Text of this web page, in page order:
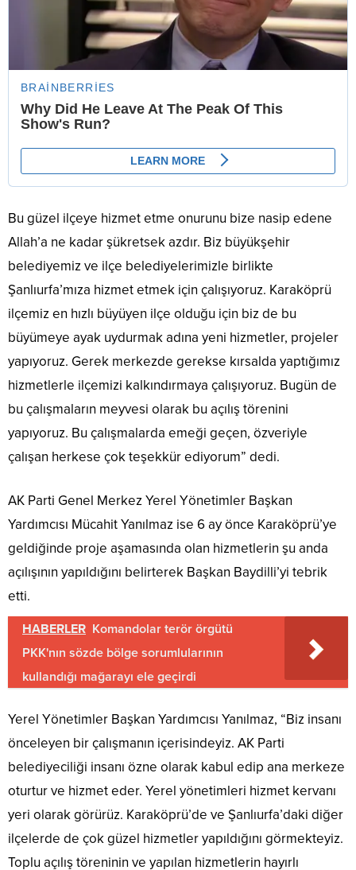
Bu güzel ilçeye hizmet etme onurunu bize nasip edene
Allah’a ne kadar şükretsek azdır. Biz büyükşehir
belediyemiz ve ilçe belediyelerimizle birlikte
Şanlıurfa’mıza hizmet etmek için çalışıyoruz. Karaköprü
ilçemiz en hızlı büyüyen ilçe olduğu için biz de bu
büyümeye ayak uydurmak adına yeni hizmetler, projeler
yapıyoruz. Gerek merkezde gerekse kırsalda yaptığımız
hizmetlerle ilçemizi kalkındırmaya çalışıyoruz. Bugün de
bu çalışmaların meyvesi olarak bu açılış törenini
yapıyoruz. Bu çalışmalarda emeği geçen, özveriyle
çalışan herkese çok teşekkür ediyorum” dedi.
AK Parti Genel Merkez Yerel Yönetimler Başkan
Yardımcısı Mücahit Yanılmaz ise 6 ay önce Karaköprü’ye
geldiğinde proje aşamasında olan hizmetlerin şu anda
açılışının yapıldığını belirterek Başkan Baydilli’yi tebrik
etti.
HABERLER Komandolar terör örgütü
PKK'nın sözde bölge sorumlularının
kullandığı mağarayı ele geçirdi
Yerel Yönetimler Başkan Yardımcısı Yanılmaz, “Biz insanı
önceleyen bir çalışmanın içerisindeyiz. AK Parti
belediyeciliği insanı özne olarak kabul edip ana merkeze
oturtur ve hizmet eder. Yerel yönetimleri hizmet kervanı
yeri olarak görürüz. Karaköprü’de ve Şanlıurfa’daki diğer
ilçelerde de çok güzel hizmetler yapıldığını görmekteyiz.
Toplu açılış töreninin ve yapılan hizmetlerin hayırlı